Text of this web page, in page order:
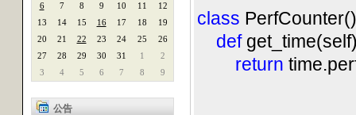
6
7 8 9 10 11
12
13
14 15 16 17 18
19
20
21 22 23 24 25
26
27
28 29 30 31 1
2
3
4 5 6 7 8 9
公告
class
def
return